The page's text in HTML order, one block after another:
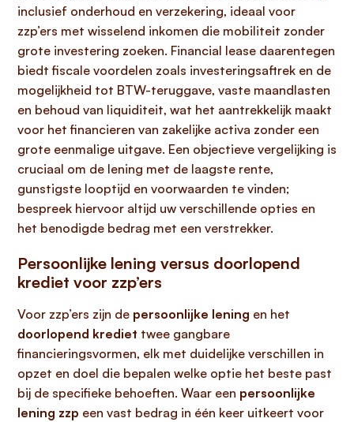
inclusief onderhoud en verzekering, ideaal voor
zzp’ers met wisselend inkomen die mobiliteit zonder
grote investering zoeken. Financial lease daarentegen
biedt fiscale voordelen zoals investeringsaftrek en de
mogelijkheid tot BTW-teruggave, vaste maandlasten
en behoud van liquiditeit, wat het aantrekkelijk maakt
voor het financieren van zakelijke activa zonder een
grote eenmalige uitgave. Een objectieve vergelijking is
cruciaal om de lening met de laagste rente,
gunstigste looptijd en voorwaarden te vinden;
bespreek hiervoor altijd uw verschillende opties en
het benodigde bedrag met een verstrekker.
Persoonlijke lening versus doorlopend
krediet voor zzp’ers
Voor zzp’ers zijn de persoonlijke lening en het
doorlopend krediet twee gangbare
financieringsvormen, elk met duidelijke verschillen in
opzet en doel die bepalen welke optie het beste past
bij de specifieke behoeften. Waar een persoonlijke
lening zzp een vast bedrag in één keer uitkeert voor